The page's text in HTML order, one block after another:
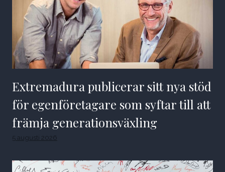
Extremadura publicerar sitt nya stöd
för egenföretagare som syftar till att
främja generationsväxling
5 augusti 2026